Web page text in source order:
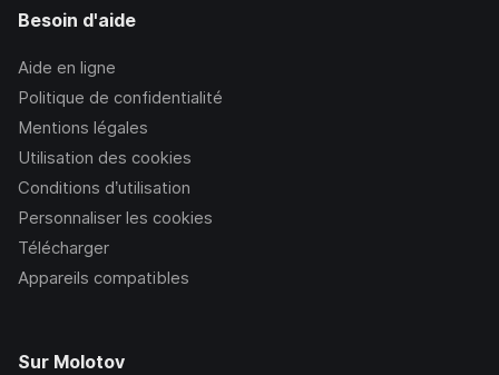
Besoin d'aide
Aide en ligne
Politique de confidentialité
Mentions légales
Utilisation des cookies
Conditions d’utilisation
Personnaliser les cookies
Télécharger
Appareils compatibles
Sur Molotov